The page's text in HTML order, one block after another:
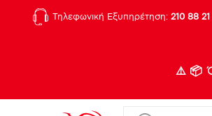
Τηλεφωνική Εξυπηρέτηση: 210 88
⚠️ 📦